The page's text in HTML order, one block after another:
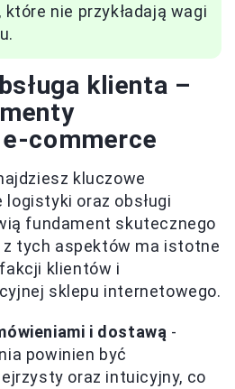
które nie przykładają wagi
klienta –
commerce
kluczowe
oraz obsługi
fundament skutecznego
z tych aspektów ma istotne
klientów i
sklepu internetowego.
i dostawą -
powinien być
oraz intuicyjny, co